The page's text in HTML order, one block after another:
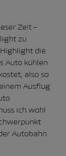
Zeit –
zu
die
Auto kühlen
also so
Ausflug
ich wohl
Autobahn